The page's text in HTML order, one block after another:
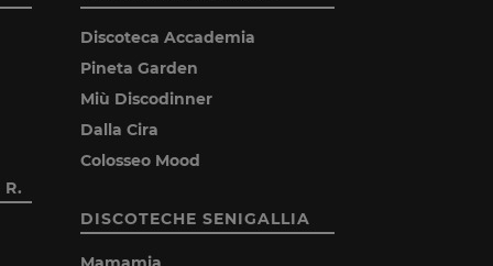
Discoteca Accademia
Pineta Garden
Miù Discodinner
Dalla Cira
Colosseo Mood
DISCOTECHE SENIGALLIA